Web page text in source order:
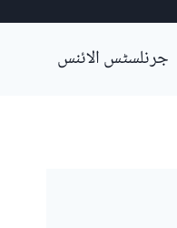
جرنلسٹس الائنس